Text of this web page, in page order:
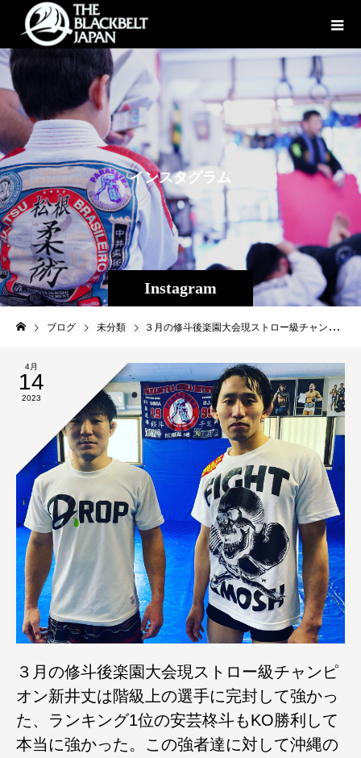
Instagram
インスタグラ ム
ブログ 未分類 ３月の修斗後楽園大会現ストロー級チャンピオン新井丈は階級上の選手に完封して強かった、ランキング1位の安芸柊斗もKO勝利して本当に強かった。この強者達に対して沖縄の旭那拳、当真佳直を対抗馬として追いつかせ、いつか越えさせる。その為のまず１つ、今週の斬修斗沖縄。#shooto0416#心を震わせろ#旭那拳#当真佳直
4月
14
2023
３月の修斗後楽園大会現ストロー級チャンピ
オン新井丈は階級上の選手に完封して強かっ
た、ランキング1位の安芸柊斗もKO勝利して
本当に強かった。この強者達に対して沖縄の